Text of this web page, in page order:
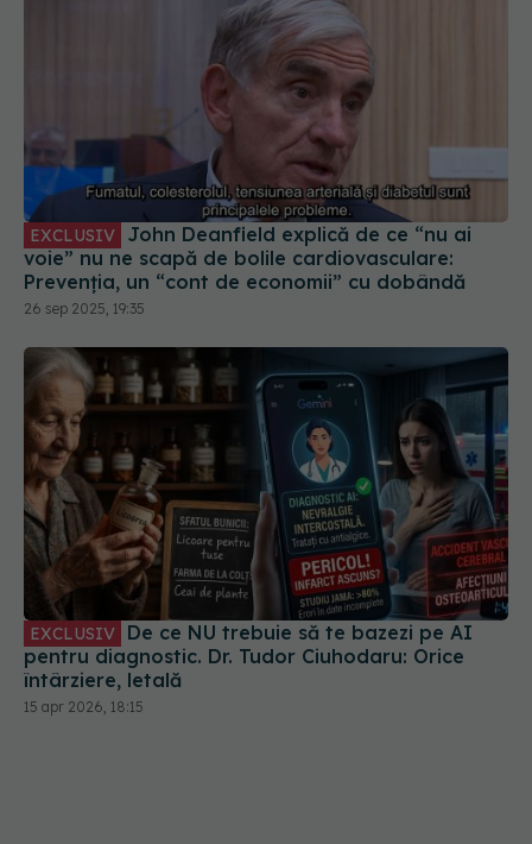
EXCLUSIV
voie” nu ne scapă de bolile cardiovasculare:
Prevenția, un “cont de economii” cu dobândă
26 sep 2025, 19:35
EXCLUSIV
pentru diagnostic. Dr. Tudor Ciuhodaru: Orice
întârziere, letală
15 apr 2026, 18:15